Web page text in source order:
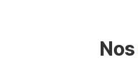
Nos